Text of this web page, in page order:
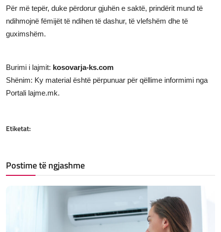
Për më tepër, duke përdorur gjuhën e saktë, prindërit mund të
ndihmojnë fëmijët të ndihen të dashur, të vlefshëm dhe të
guximshëm.
Burimi i lajmit: kosovarja-ks.com
Shënim: Ky material është përpunuar për qëllime informimi nga
Portali lajme.mk.
Etiketat:
Postime të ngjashme